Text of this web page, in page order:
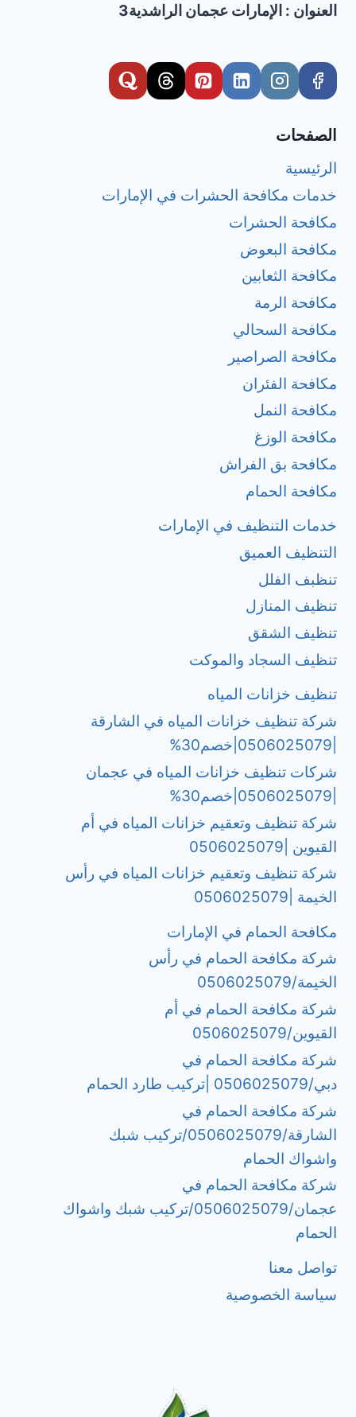
العنوان : الإمارات عجمان الراشدية3
الصفحات
الرئيسية
خدمات مكافحة الحشرات في الإمارات
مكافحة الحشرات
مكافحة البعوض
مكافحة الثعابين
مكافحة الرمة
مكافحة السحالي
مكافحة الصراصير
مكافحة الفئران
مكافحة النمل
مكافحة الوزغ
مكافحة بق الفراش
مكافحة الحمام
خدمات التنظيف في الإمارات
التنظيف العميق
تنظبف الفلل
تنظيف المنازل
تنظيف الشقق
تنظيف السجاد والموكت
تنظيف خزانات المياه
شركة تنظيف خزانات المياه في الشارقة
شركات تنظيف خزانات المياه في عجمان
شركة تنظيف وتعقيم خزانات المياه في أم
القيوين |0506025079
شركة تنظيف وتعقيم خزانات المياه في رأس
الخيمة |0506025079
مكافحة الحمام في الإمارات
شركة مكافحة الحمام في رأس
الخيمة/0506025079
شركة مكافحة الحمام في أم
القيوين/0506025079
شركة مكافحة الحمام في
دبي/0506025079 |تركيب طارد الحمام
شركة مكافحة الحمام في
الشارقة/0506025079/تركيب شبك
واشواك الحمام
شركة مكافحة الحمام في
عجمان/0506025079/تركيب شبك واشواك
الحمام
تواصل معنا
سياسة الخصوصية